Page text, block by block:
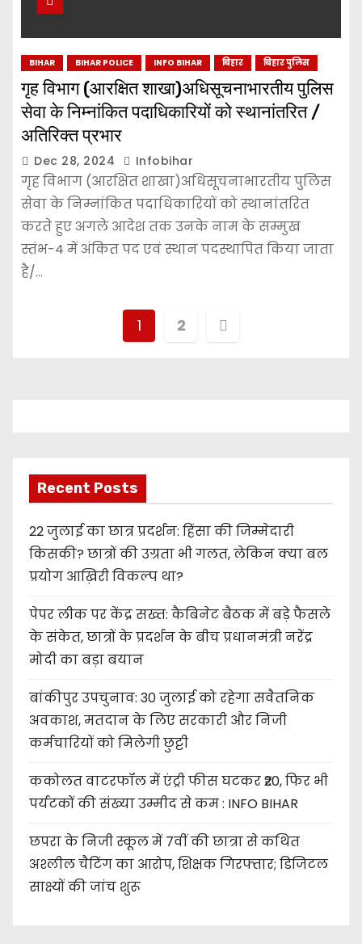
BIHAR BIHAR POLICE INFO BIHAR बिहार बिहार पुलिस
गृह विभाग (आरक्षित शाखा)अधिसूचनाभारतीय पुलिस
सेवा के निम्नांकित पदाधिकारियों को स्थानांतरित /
अतिरिक्त प्रभार
Dec 28, 2024 Infobihar
गृह विभाग (आरक्षित शाखा)अधिसूचनाभारतीय पुलिस
सेवा के निम्नांकित पदाधिकारियों को स्थानांतरित
करते हुए अगले आदेश तक उनके नाम के सम्मुख
स्तंभ-4 में अंकित पद एवं स्थान पदस्थापित किया जाता
है/…
p
a
g
n
a
t
i
o
n
1 2
Recent Posts
22 जुलाई का छात्र प्रदर्शन: हिंसा की जिम्मेदारी
किसकी? छात्रों की उग्रता भी गलत, लेकिन क्या बल
प्रयोग आख़िरी विकल्प था?
पेपर लीक पर केंद्र सख्त: कैबिनेट बैठक में बड़े फैसले
के संकेत, छात्रों के प्रदर्शन के बीच प्रधानमंत्री नरेंद्र
मोदी का बड़ा बयान
बांकीपुर उपचुनाव: 30 जुलाई को रहेगा सवैतनिक
अवकाश, मतदान के लिए सरकारी और निजी
कर्मचारियों को मिलेगी छुट्टी
ककोलत वाटरफॉल में एंट्री फीस घटकर ₹20, फिर भी
पर्यटकों की संख्या उम्मीद से कम : INFO BIHAR
छपरा के निजी स्कूल में 7वीं की छात्रा से कथित
अश्लील चैटिंग का आरोप, शिक्षक गिरफ्तार; डिजिटल
साक्ष्यों की जांच शुरू